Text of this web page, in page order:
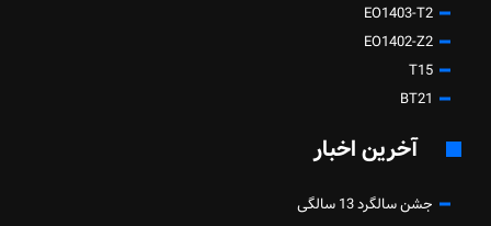
EO1403-T2
EO1402-Z2
T15
BT21
آخرین اخبار
جشن سالگرد 13 سالگی